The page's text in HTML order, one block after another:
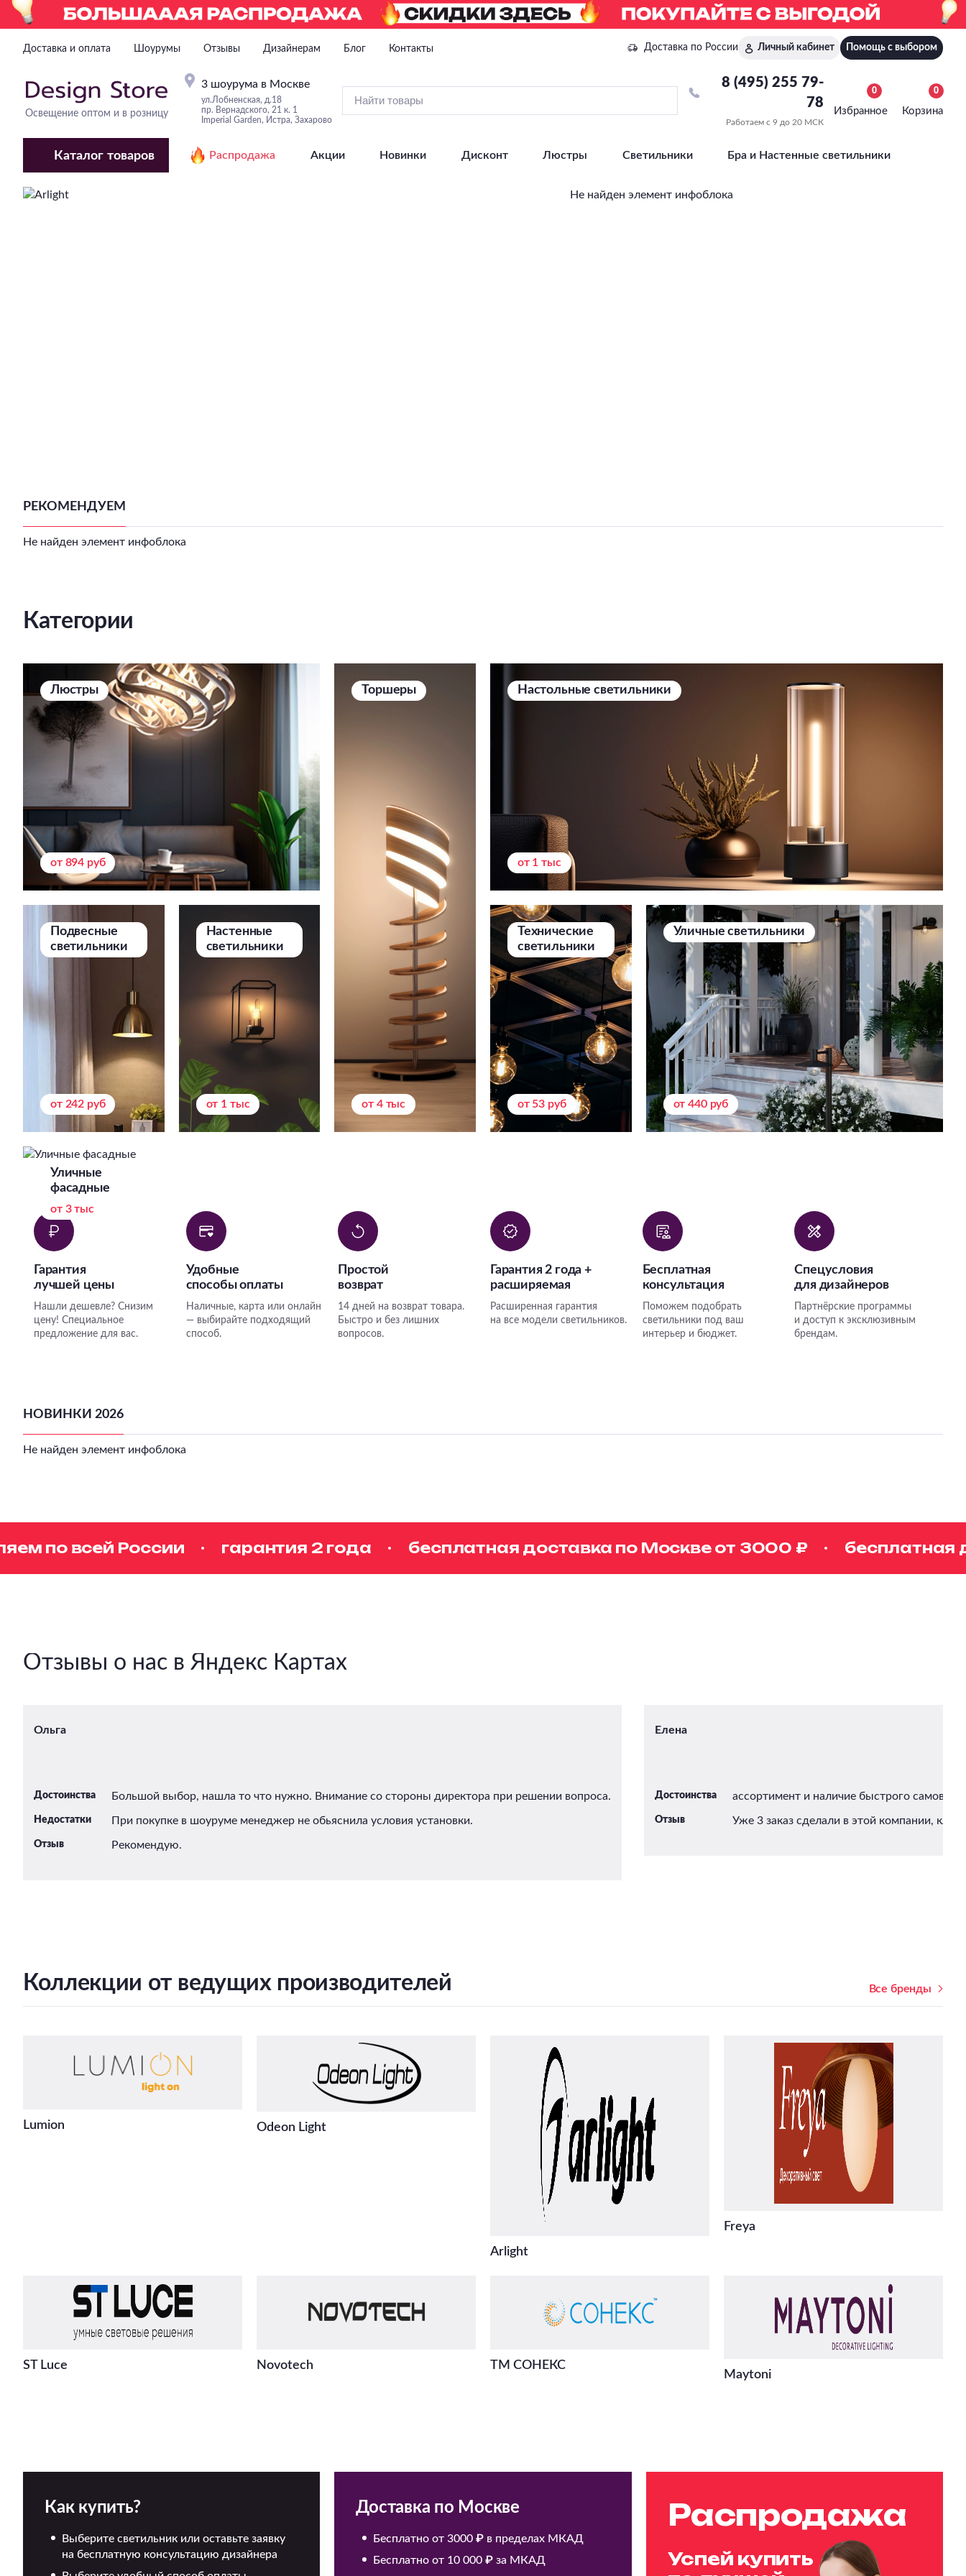
Доставка и оплата Шоурумы Отзывы Дизайнерам Блог Контакты Доставка по России Личный кабинет Помощь с выбором
Освещение оптом и в розницу
3 шоурума в Москве
ул.Лобненская, д.18
пр. Вернадского, 21 к. 1
Imperial Garden, Истра, Захарово
8 (495) 255 79-
78
Работаем с 9 до 20 МСК
Избранное
0
Корзина
0
Каталог товаров Распродажа Акции Новинки Дисконт Люстры Светильники Бра и Настенные светильники
Не найден элемент инфоблока
РЕКОМЕНДУЕМ
Не найден элемент инфоблока
Категории
Люстры
от 894 руб
Подвесные
светильники
от 242 руб
Настенные
светильники
от 1 тыс
Настольные светильники
от 1 тыс
Торшеры
от 4 тыс
Технические
светильники
от 53 руб
Уличные светильники
от 440 руб
Уличные
фасадные
от 3 тыс
Гарантия
лучшей цены
Нашли дешевле? Снизим
цену! Специальное
предложение для вас.
Удобные
способы оплаты
Наличные, карта или онлайн
— выбирайте подходящий
способ.
Простой
возврат
14 дней на возврат товара.
Быстро и без лишних
вопросов.
Гарантия 2 года +
расширяемая
Расширенная гарантия
на все модели светильников.
Бесплатная
консультация
Поможем подобрать
светильники под ваш
интерьер и бюджет.
Спецусловия
для дизайнеров
Партнёрские программы
и доступ к эксклюзивным
брендам.
НОВИНКИ 2026
Не найден элемент инфоблока
по всей России гарантия 2 года бесплатная доставка по Москве от 3000 ₽ бесплатная
Отзывы о нас в Яндекс Картах
Ольга
Достоинства Большой выбор, нашла то что нужно. Внимание со стороны директора при решении вопроса.
Недостатки При покупке в шоуруме менеджер не обьяснила условия установки.
Отзыв Рекомендую.
Елена
Достоинства ассортимент и наличие быстрого
Отзыв Уже 3 заказ сделали в этой компании,
Коллекции от ведущих производителей Все бренды
Lumion Odeon Light
Arlight
Freya
ST Luce Novotech ТМ СОНЕКС
Maytoni
Как купить?
Выберите светильник или оставьте заявку
на бесплатную консультацию дизайнера
Доставка по Москве
Бесплатно от 3000 ₽ в пределах МКАД
Бесплатно от 10 000 ₽ за МКАД
Распродажа
Успей купить